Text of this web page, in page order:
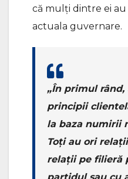
că mulți dintre ei
actuala guvernare.
„În primul
principii
la baza numirii
Toți au ori
relații pe filieră